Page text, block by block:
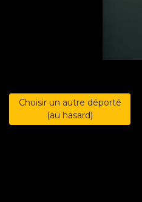
Choisir un autre déporté
(au hasard)